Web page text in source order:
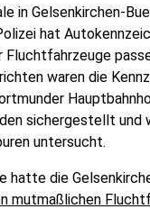
in Gelsenkirchen-
hat
Fluchtfahrzeuge
waren die
sichergestellt und
untersucht.
hatte die
mutmaßlichen